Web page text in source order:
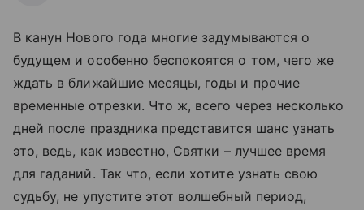
В канун Нового года многие задумываются о
будущем и особенно беспокоятся о том, чего же
ждать в ближайшие месяцы, годы и прочие
временные отрезки. Что ж, всего через несколько
дней после праздника представится шанс узнать
это, ведь, как известно, Святки – лучшее время
для гаданий. Так что, если хотите узнать свою
судьбу, не упустите этот волшебный период,